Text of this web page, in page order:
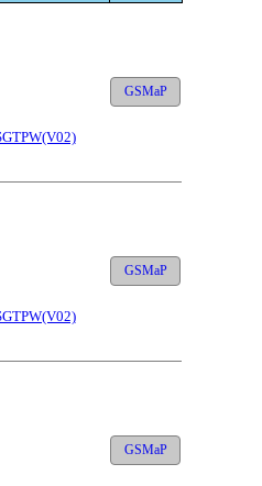
GSMaP
GSMaP
GSMaP